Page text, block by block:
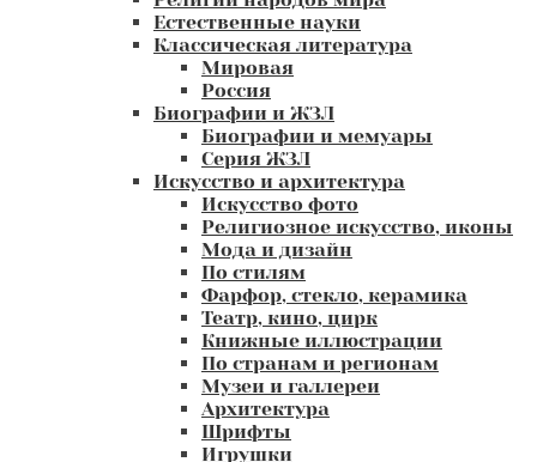
Естественные науки
Классическая литература
Мировая
Россия
Биографии и ЖЗЛ
Биографии и мемуары
Серия ЖЗЛ
Искусство и архитектура
Искусство фото
Религиозное искусство, иконы
Мода и дизайн
По стилям
Фарфор, стекло, керамика
Театр, кино, цирк
Книжные иллюстрации
По странам и регионам
Музеи и галлереи
Архитектура
Шрифты
Игрушки